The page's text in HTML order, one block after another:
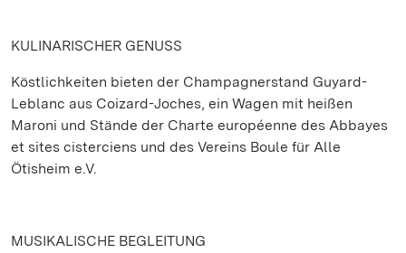
KULINARISCHER GENUSS
Köstlichkeiten bieten der Champagnerstand Guyard-
Leblanc aus Coizard-Joches, ein Wagen mit heißen
Maroni und Stände der Charte européenne des Abbayes
et sites cisterciens und des Vereins Boule für Alle
Ötisheim e.V.
MUSIKALISCHE BEGLEITUNG